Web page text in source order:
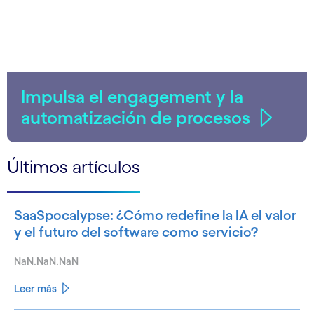
Impulsa el engagement y la
automatización de procesos
Últimos artículos
SaaSpocalypse: ¿Cómo redefine la IA el valor
y el futuro del software como servicio?
NaN.NaN.NaN
Leer más